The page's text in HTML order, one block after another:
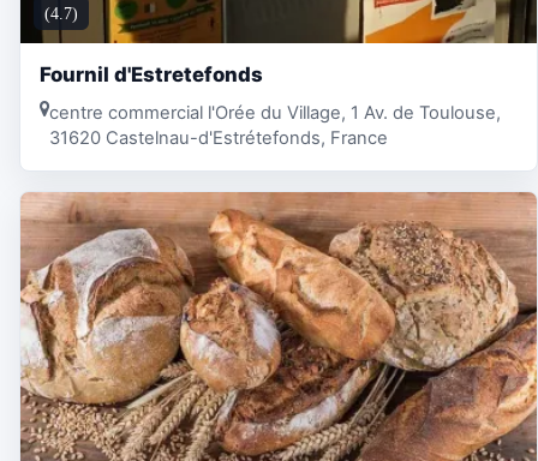
(4.7)
Fournil d'Estretefonds
centre commercial l'Orée du Village, 1 Av. de Toulouse,
31620 Castelnau-d'Estrétefonds, France